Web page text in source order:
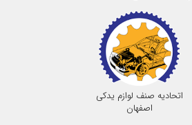
اتحادیه صنف لوازم یدکی
اصفهان